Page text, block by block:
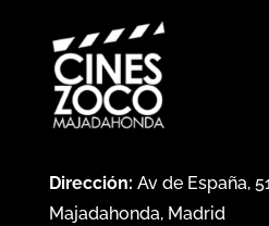
Dirección: Av de España,
Majadahonda, Madrid